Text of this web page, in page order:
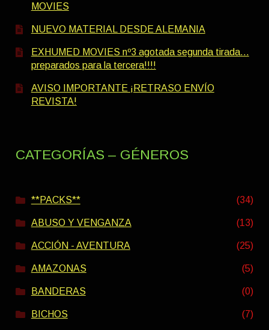
MOVIES
NUEVO MATERIAL DESDE ALEMANIA
EXHUMED MOVIES nº3 agotada segunda tirada…
preparados para la tercera!!!!
AVISO IMPORTANTE ¡RETRASO ENVÍO
REVISTA!
CATEGORÍAS – GÉNEROS
**PACKS** (34)
ABUSO Y VENGANZA (13)
ACCIÓN - AVENTURA (25)
AMAZONAS (5)
BANDERAS (0)
BICHOS (7)